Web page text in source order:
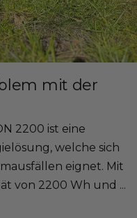
mit der
2200 ist eine
welche sich
eignet. Mit
von 2200 Wh und ...